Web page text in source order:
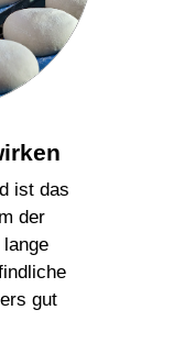
ist das
der
gut